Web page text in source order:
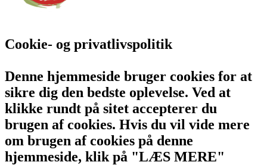
Cookie- og privatlivspolitik
Denne hjemmeside bruger cookies for at
sikre dig den bedste oplevelse. Ved at
klikke rundt på sitet accepterer du
brugen af cookies. Hvis du vil vide mere
om brugen af cookies på denne
hjemmeside, klik på "LÆS MERE"